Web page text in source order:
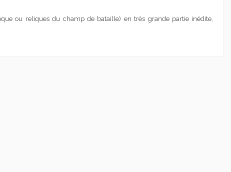
ou reliques du champ de bataille) en très grande partie inédite,